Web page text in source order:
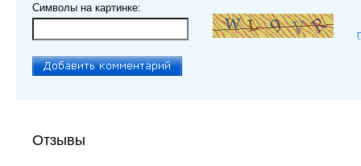
Символы на картинке:
Отзывы